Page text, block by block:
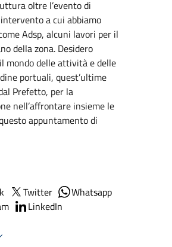
oltre l’evento di
a cui abbiamo
Adsp, alcuni lavori per il
della zona. Desidero
mondo delle attività e delle
portuali, quest’ultime
Prefetto, per la
nell’affrontare insieme le
appuntamento di
Twitter
Whatsapp
LinkedIn